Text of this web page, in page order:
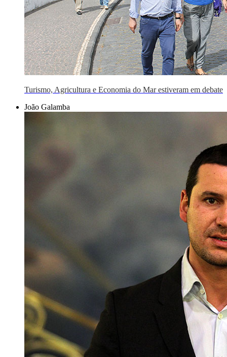
Turismo, Agricultura e Economia do Mar estiveram em debate
João Galamba